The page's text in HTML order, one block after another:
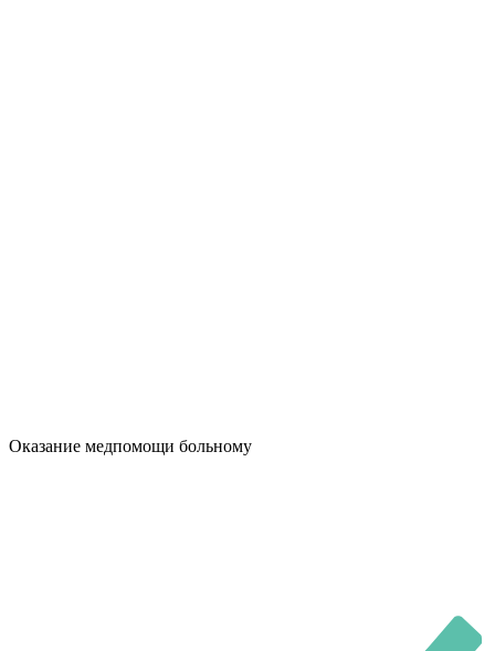
Оказание медпомощи больному